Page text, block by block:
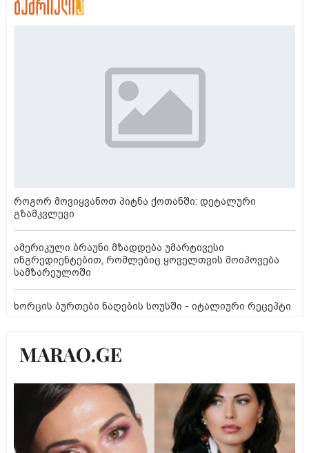
როგორ მოვიყვანოთ პიტნა ქოთანში: დეტალური
გზამკვლევი
ამერიკული ბრაუნი მზადდება უმარტივესი
ინგრედიენტებით, რომლებიც ყოველთვის მოიპოვება
სამზარეულოში
ხორცის ბურთები ნაღების სოუსში - იტალიური რეცეპტი